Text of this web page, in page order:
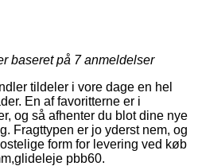
baseret på 7anmeldelser
tildeler i vore dage en hel
En af favoritterne er i
og så afhenter du blot dine nye
Fragttypen er jo yderst nem, og
form for levering ved køb
pbb60.